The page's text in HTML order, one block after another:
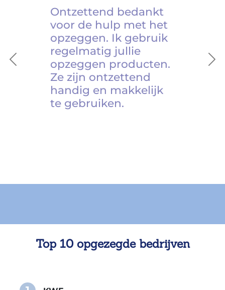
Previous
Ontzettend bedankt
voor de hulp met het
opzeggen. Ik gebruik
regelmatig jullie
opzeggen producten.
Ze zijn ontzettend
handig en makkelijk
te gebruiken.
Top 10 opgezegde bedrijven